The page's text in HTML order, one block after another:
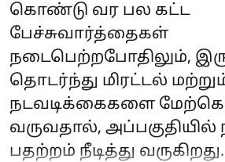
கொண்டு வர பல கட்ட
பேச்சுவார்த்தைகள்
நடைபெற்றபோதிலும், இரு
தொடர்ந்து மிரட்டல் மற்றும்
நடவடிக்கைகளை
வருவதால், அப்பகுதியில்
பதற்றம் நீடித்து வருகிறது.